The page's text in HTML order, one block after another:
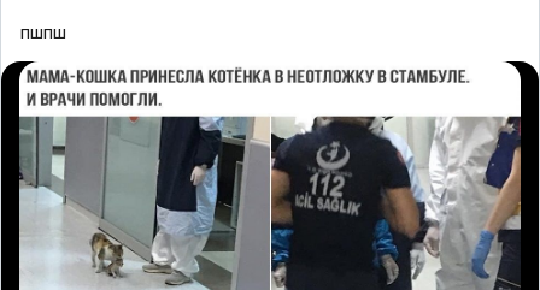
пшпш